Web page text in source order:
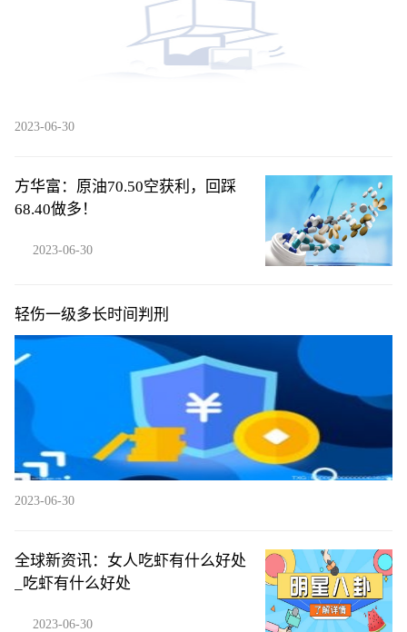
2023-06-30
方华富：原油70.50空获利，回踩
68.40做多！
2023-06-30
轻伤一级多长时间判刑
2023-06-30
全球新资讯：女人吃虾有什么好处
_吃虾有什么好处
2023-06-30